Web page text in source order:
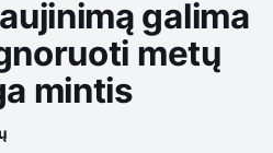
galima
metų
mintis